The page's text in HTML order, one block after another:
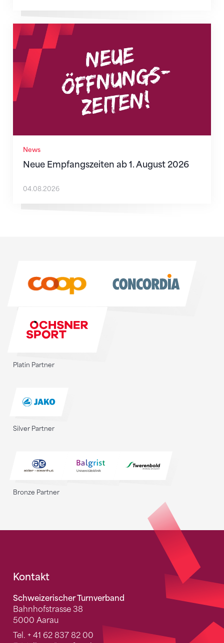
News
Neue Empfangszeiten ab 1. August 2026
Neue Empfangszeiten ab 1. August 2026
04.08.2026
Platin Partner
Silver Partner
Bronze Partner
Fusszeile
Kontakt
Schweizerischer Turnverband
Bahnhofstrasse 38
5000 Aarau
Tel. + 41 62 837 82 00